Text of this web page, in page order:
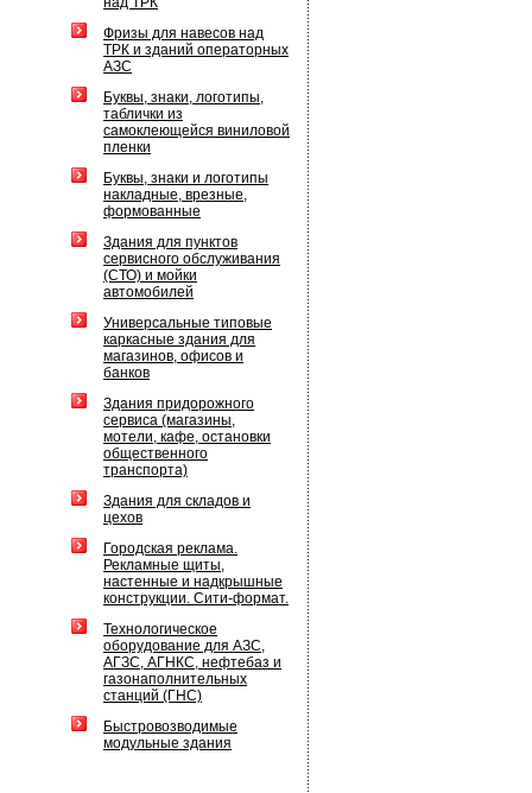
Фризы для навесов над
ТРК и зданий операторных
АЗС
Буквы, знаки, логотипы,
таблички из
самоклеющейся виниловой
пленки
Буквы, знаки и логотипы
накладные, врезные,
формованные
Здания для пунктов
сервисного обслуживания
(СТО) и мойки
автомобилей
Универсальные типовые
каркасные здания для
магазинов, офисов и
банков
Здания придорожного
сервиса (магазины,
мотели, кафе, остановки
общественного
транспорта)
Здания для складов и
цехов
Городская реклама.
Рекламные щиты,
настенные и надкрышные
конструкции. Сити-формат.
Технологическое
оборудование для АЗС,
АГЗС, АГНКС, нефтебаз и
газонаполнительных
станций (ГНС)
Быстровозводимые
модульные здания